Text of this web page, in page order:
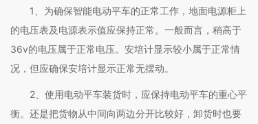
1、为确保智能电动平车的正常工作，地面电源柜上
的电压表及电源表示值应保持正常。一般而言，稍高于
36v的电压属于正常电压。安培计显示较小属于正常情
况，但应确保安培计显示正常无摆动。
2、使用电动平车装货时，应保持电动平车的重心平
衡。还是把货物从中间向两边分开比较好，卸货时也要